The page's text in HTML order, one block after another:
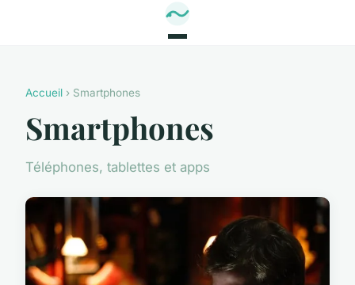
Accueil › Smartphones
Smartphones
Téléphones, tablettes et apps